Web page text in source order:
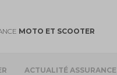
MOTO ET SCOOTER
ACTUALITÉ ASSURANCE